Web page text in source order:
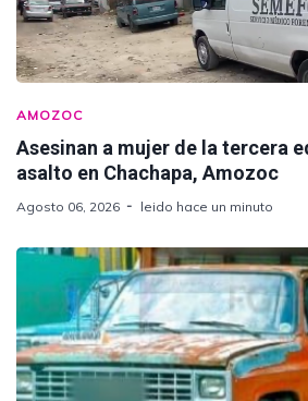
AMOZOC
Asesinan a mujer de la tercera
asalto en Chachapa, Amozoc
Agosto 06, 2026 leido hace un minuto